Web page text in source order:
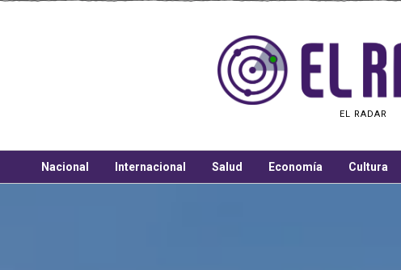
EL RADAR
Nacional Internacional Salud Economía Cultura